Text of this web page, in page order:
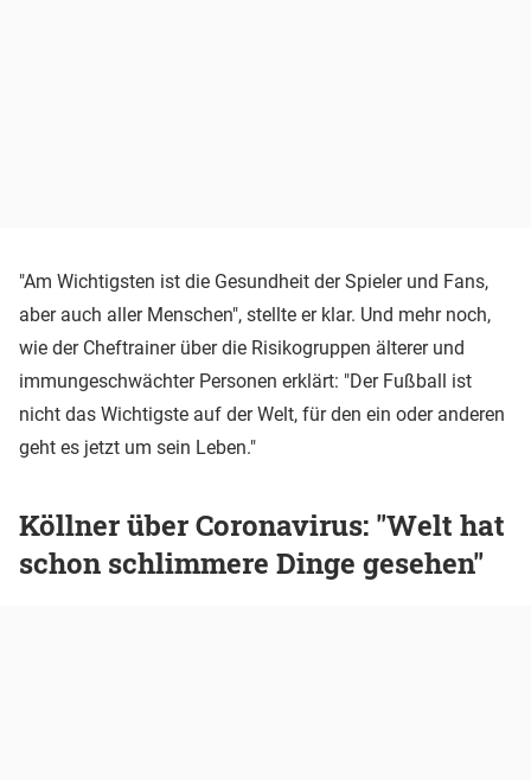
"Am Wichtigsten ist die Gesundheit der Spieler und Fans,
aber auch aller Menschen", stellte er klar. Und mehr noch,
wie der Cheftrainer über die Risikogruppen älterer und
immungeschwächter Personen erklärt: "Der Fußball ist
nicht das Wichtigste auf der Welt, für den ein oder anderen
geht es jetzt um sein Leben."
Köllner über Coronavirus: "Welt hat
schon schlimmere Dinge gesehen"